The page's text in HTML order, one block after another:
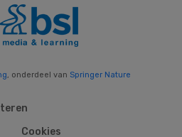
, onderdeel van Springer Nature
Cookies